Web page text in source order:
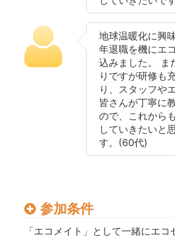
地球温暖化に興
年退職を機にエ
込みました。 ま
りですが研修も
り、スタッフや
皆さんが丁寧に
ので、これから
していきたいと
す。(60代)
参加条件
「エコメイト」として一緒にエ